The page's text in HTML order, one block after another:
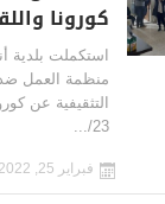
كورونا
استكملت بلدية
منظمة العمل ضد
التثقيفية عن
23/...
فبراير 25, 2022